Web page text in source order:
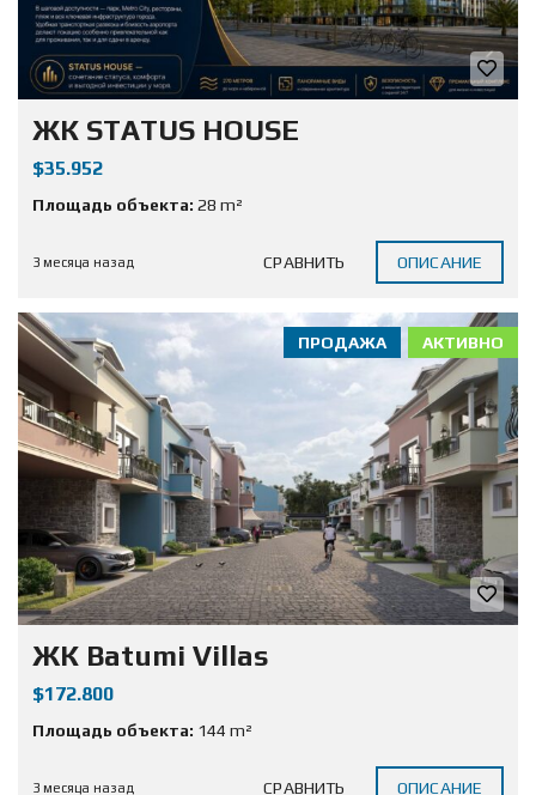
ЖК STATUS HOUSE
$35.952
Площадь объекта: 28 m²
3 месяца назад СРАВНИТЬ ОПИСАНИЕ
АКТИВНО
ПРОДАЖА
ЖК Batumi Villas
$172.800
Площадь объекта: 144 m²
3 месяца назад СРАВНИТЬ ОПИСАНИЕ